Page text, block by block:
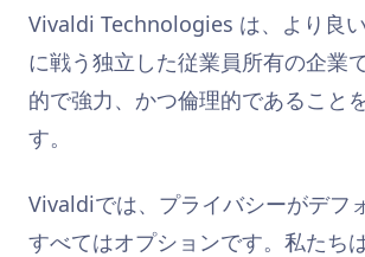
Vivaldi Technologies は、より良
に戦う独立した従業員所有の企業
的で強力、かつ倫理的であること
す。
Vivaldiでは、プライバシーがデフ
すべてはオプションです。私たち